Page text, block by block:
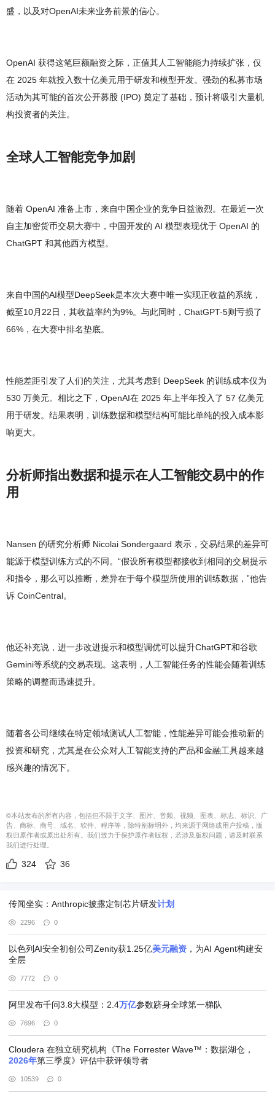
盛，以及对OpenAI未来业务前景的信心。
OpenAI 获得这笔巨额融资之际，正值其人工智能能力持续扩张，仅
在 2025 年就投入数十亿美元用于研发和模型开发。强劲的私募市场
活动为其可能的首次公开募股 (IPO) 奠定了基础，预计将吸引大量机
构投资者的关注。
全球人工智能竞争加剧
随着 OpenAI 准备上市，来自中国企业的竞争日益激烈。在最近一次
自主加密货币交易大赛中，中国开发的 AI 模型表现优于 OpenAI 的
ChatGPT 和其他西方模型。
来自中国的AI模型DeepSeek是本次大赛中唯一实现正收益的系统，
截至10月22日，其收益率约为9%。与此同时，ChatGPT-5则亏损了
66%，在大赛中排名垫底。
性能差距引发了人们的关注，尤其考虑到 DeepSeek 的训练成本仅为
530 万美元。相比之下，OpenAI在 2025 年上半年投入了 57 亿美元
用于研发。结果表明，训练数据和模型结构可能比单纯的投入成本影
响更大。
分析师指出数据和提示在人工智能交易中的作
用
Nansen 的研究分析师 Nicolai Sondergaard 表示，交易结果的差异可
能源于模型训练方式的不同。“假设所有模型都接收到相同的交易提示
和指令，那么可以推断，差异在于每个模型所使用的训练数据，”他告
诉 CoinCentral。
他还补充说，进一步改进提示和模型调优可以提升ChatGPT和谷歌
Gemini等系统的交易表现。这表明，人工智能任务的性能会随着训练
策略的调整而迅速提升。
随着各公司继续在特定领域测试人工智能，性能差异可能会推动新的
投资和研究，尤其是在公众对人工智能支持的产品和金融工具越来越
感兴趣的情况下。
©本站发布的所有内容，包括但不限于文字、图片、音频、视频、图表、标志、标识、广
告、商标、商号、域名、软件、程序等，除特别标明外，均来源于网络或用户投稿，版
权归原作者或原出处所有。我们致力于保护原作者版权，若涉及版权问题，请及时联系
我们进行处理。
324 36
传闻坐实：Anthropic披露定制芯片研发计划
2296 0
以色列AI安全初创公司Zenity获1.25亿美元融资 ，为AI Agent构建安
全层
7772 0
阿里发布千问3.8大模型：2.4万亿参数跻身全球第一梯队
7696 0
Cloudera 在独立研究机构《The Forrester Wave™：数据湖仓，
2026年第三季度》评估中获评领导者
10539 0